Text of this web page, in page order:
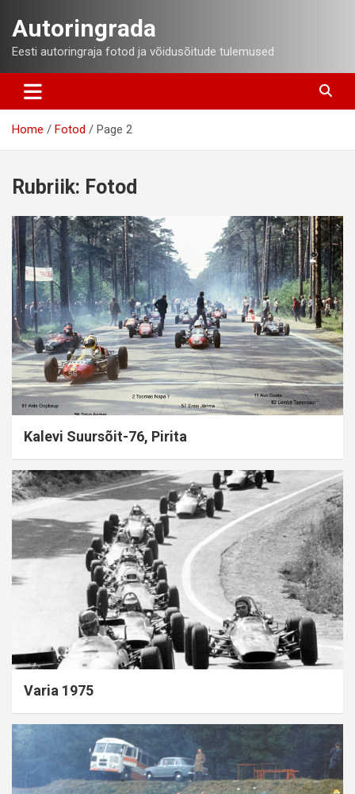
content
Autoringrada
Eesti autoringraja fotod ja võidusõitude tulemused
Home Fotod Page 2
Rubriik: Fotod
Kalevi Suursõit-76, Pirita
Varia 1975